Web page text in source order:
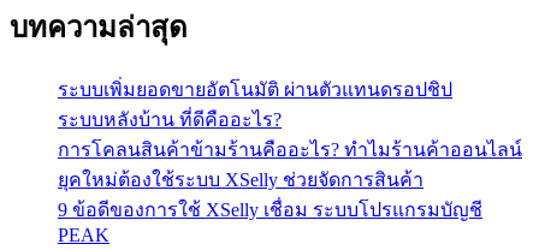
บทความล่าสุด
ระบบเพิ่มยอดขายอัตโนมัติ ผ่านตัวแทนดรอปชิป
ระบบหลังบ้าน ที่ดีคืออะไร?
การโคลนสินค้าข้ามร้านคืออะไร? ทำไมร้านค้าออนไลน์
ยุคใหม่ต้องใช้ระบบ XSelly ช่วยจัดการสินค้า
9 ข้อดีของการใช้ XSelly เชื่อม ระบบโปรแกรมบัญชี
PEAK